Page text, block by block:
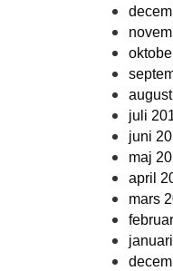
juli
juni
maj
april
mars